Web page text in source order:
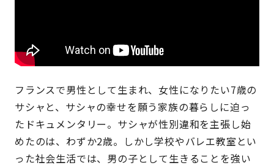
フランスで男性として生まれ、女性になりたい7歳の
サシャと、サシャの幸せを願う家族の暮らしに迫っ
たドキュメンタリー。サシャが性別違和を主張し始
めたのは、わずか2歳。しかし学校やバレエ教室とい
った社会生活では、男の子として生きることを強い